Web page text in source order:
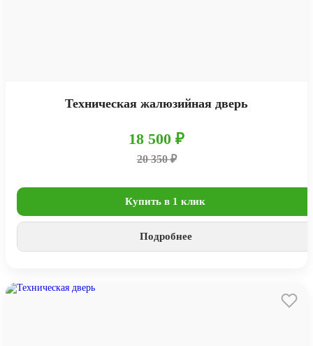
Техническая жалюзийная дверь
18 500 ₽
20 350 ₽
Купить в 1 клик
Подробнее